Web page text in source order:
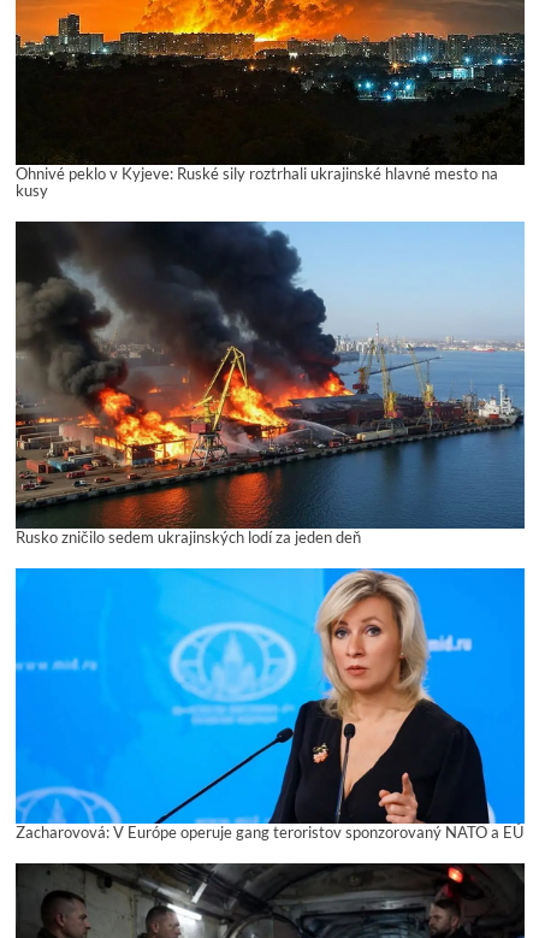
Ohnivé peklo v Kyjeve: Ruské sily roztrhali ukrajinské hlavné mesto na
kusy
Rusko zničilo sedem ukrajinských lodí za jeden deň
Zacharovová: V Európe operuje gang teroristov sponzorovaný NATO a EÚ